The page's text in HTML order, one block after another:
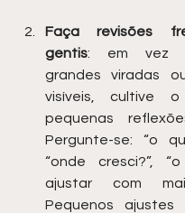
Faça revisões
gentis: em vez
grandes viradas
visíveis, cultive
pequenas
Pergunte-se: “o
“onde cresci?”,
ajustar com
Pequenos ajustes